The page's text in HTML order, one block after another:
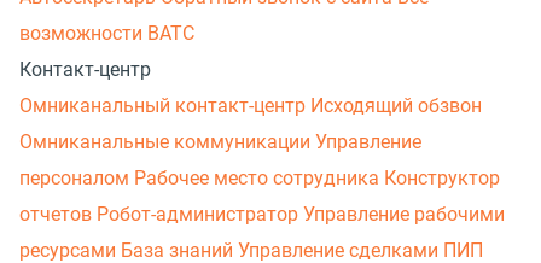
возможности ВАТС
Контакт-центр
Омниканальный контакт-центр Исходящий обзвон
Омниканальные коммуникации Управление
персоналом Рабочее место сотрудника Конструктор
отчетов Робот-администратор Управление рабочими
ресурсами База знаний Управление сделками ПИП